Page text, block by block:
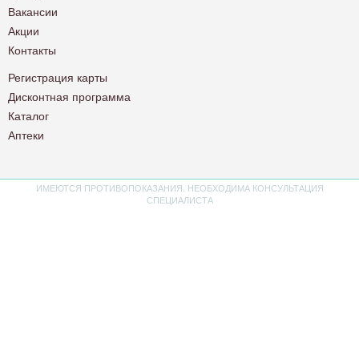
Вакансии
Акции
Контакты
Регистрация карты
Дисконтная программа
Каталог
Аптеки
ИМЕЮТСЯ ПРОТИВОПОКАЗАНИЯ. НЕОБХОДИМА КОНСУЛЬТАЦИЯ
СПЕЦИАЛИСТА